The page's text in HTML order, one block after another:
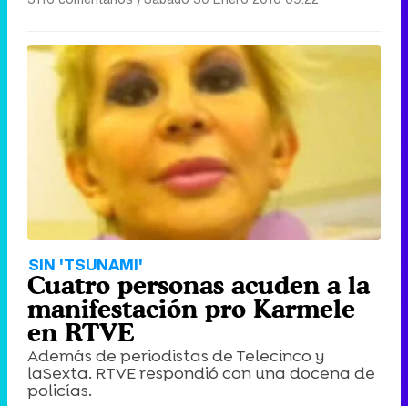
SIN 'TSUNAMI'
Cuatro personas acuden a la
manifestación pro Karmele
en RTVE
Además de periodistas de Telecinco y
laSexta. RTVE respondió con una docena de
policías.